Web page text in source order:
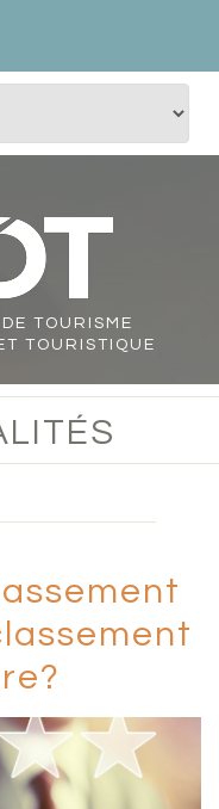
TOURISME
TOURISTIQUE